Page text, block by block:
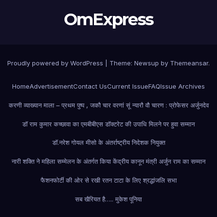
OmExpress
Proudly powered by WordPress Theme: Newsup by Themeansar.
HomeAdvertisementContact UsCurrent IssueFAQIssue Archives
करणी व्याख्यान माला – प्रथम पुष्प , जकौ चार वरणां सूं न्यारौ वौ चारण : प्रोफेसर अर्जुनदेव
डॉ राम कुमार कच्छावा का एमबीबीएस डॉक्टरेट की उपाधि मिलने पर हुवा सम्मान
डॉ.नरेश गोयल मीसो के अंतर्राष्ट्रीय निदेशक नियुक्त
नारी शक्ति ने महिला सम्मेलन के अंतर्गत किया केंद्रीय कानून मंत्री अर्जुन राम का सम्मान
फैशनफोर्टी की ओर से रखी रतन टाटा के लिए श्रद्धांजलि सभा
सब खैरियत है….. मुकेश पूनिया